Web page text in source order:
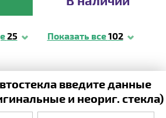
25 Показать все102
введите данные
и неориг. стекла)